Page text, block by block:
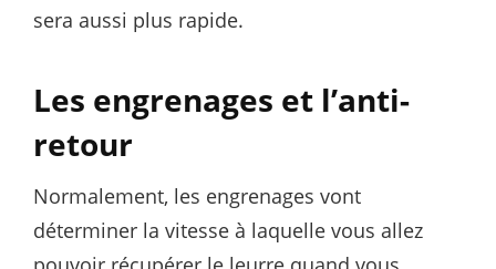
sera aussi plus rapide.
Les engrenages et l’anti-
retour
Normalement, les engrenages vont
déterminer la vitesse à laquelle vous allez